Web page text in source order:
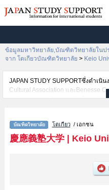
ข้อมูลมหาวิทยาลัย,บัณฑิตวิทยาลัยในป
จาก โตเกียวบัณฑิตวิทยาลัย > Keio
JAPAN STUDY SUPPORTซึ่งดำเนิ
Cultural Association และBenesse
ระดับมหาวิทยาลัย・บัณฑิตวิทยาลัย
เช่นGraduate School of Lettersหรือ
EconomicsหรือGraduate School of
RelationsหรือGraduate school of
Business Administrationหรือ
GovernanceหรือLaw Schoolหรือ
โตเกียว/ เอกชน
慶應義塾大学| Keio